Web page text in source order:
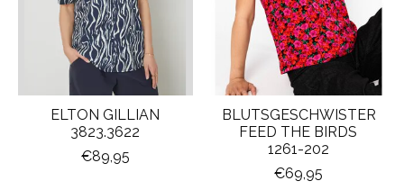
ELTON GILLIAN
3823.3622
€89,95
BLUTSGESCHWISTER
FEED THE BIRDS
1261-202
€69,95